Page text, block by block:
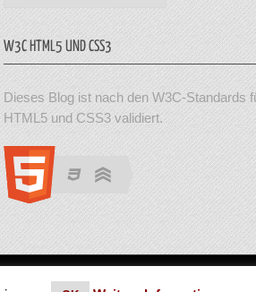
W3C HTML5 UND CSS3
Dieses Blog ist nach den W3C-Standards
HTML5 und CSS3 validiert.
von MyThemeShop. Impressum